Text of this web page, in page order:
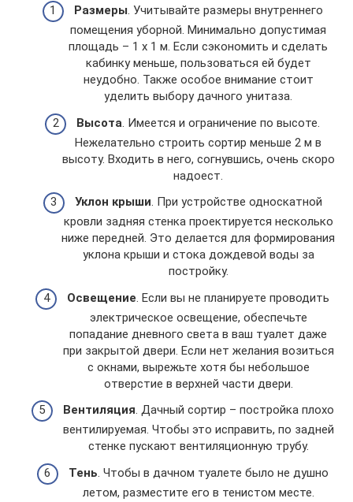
Размеры. Учитывайте размеры внутреннего
помещения уборной. Минимально допустимая
площадь – 1 х 1 м. Если сэкономить и сделать
кабинку меньше, пользоваться ей будет
неудобно. Также особое внимание стоит
уделить выбору дачного унитаза.
Высота . Имеется и ограничение по высоте.
Нежелательно строить сортир меньше 2 м в
высоту. Входить в него, согнувшись, очень скоро
надоест.
Уклон крыши. При устройстве односкатной
кровли задняя стенка проектируется несколько
ниже передней. Это делается для формирования
уклона крыши и стока дождевой воды за
постройку.
Освещение . Если вы не планируете проводить
электрическое освещение, обеспечьте
попадание дневного света в ваш туалет даже
при закрытой двери. Если нет желания возиться
с окнами, вырежьте хотя бы небольшое
отверстие в верхней части двери.
Вентиляция. Дачный сортир – постройка плохо
вентилируемая. Чтобы это исправить, по задней
стенке пускают вентиляционную трубу.
Тень . Чтобы в дачном туалете было не душно
летом, разместите его в тенистом месте.